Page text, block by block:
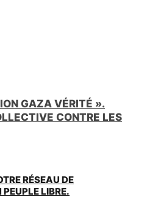
GAZA VÉRITÉ ».
CONTRE LES
RÉSEAU DE
LIBRE.